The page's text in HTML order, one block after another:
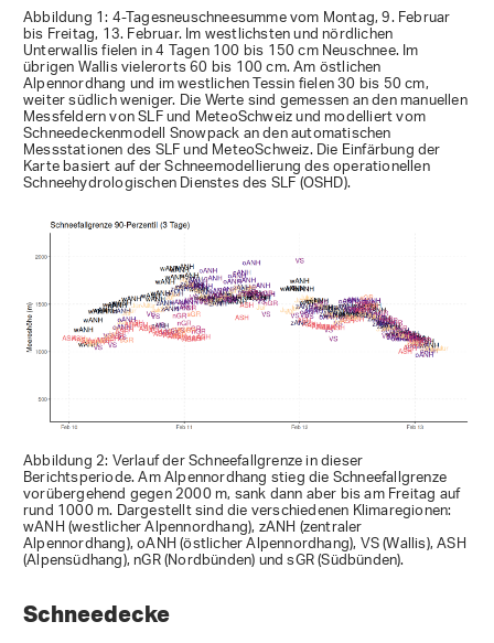
Abbildung 1: 4-Tagesneuschneesumme vom Montag, 9. Februar
bis Freitag, 13. Februar. Im westlichsten und nördlichen
Unterwallis fielen in 4 Tagen 100 bis 150 cm Neuschnee. Im
übrigen Wallis vielerorts 60 bis 100 cm. Am östlichen
Alpennordhang und im westlichen Tessin fielen 30 bis 50 cm,
weiter südlich weniger. Die Werte sind gemessen an den manuellen
Messfeldern von SLF und MeteoSchweiz und modelliert vom
Schneedeckenmodell Snowpack an den automatischen
Messstationen des SLF und MeteoSchweiz. Die Einfärbung der
Karte basiert auf der Schneemodellierung des operationellen
Schneehydrologischen Dienstes des SLF (OSHD).
Abbildung 2: Verlauf der Schneefallgrenze in dieser
Berichtsperiode. Am Alpennordhang stieg die Schneefallgrenze
vorübergehend gegen 2000 m, sank dann aber bis am Freitag auf
rund 1000 m. Dargestellt sind die verschiedenen Klimaregionen:
wANH (westlicher Alpennordhang), zANH (zentraler
Alpennordhang), oANH (östlicher Alpennordhang), VS (Wallis), ASH
(Alpensüdhang), nGR (Nordbünden) und sGR (Südbünden).
Schneedecke